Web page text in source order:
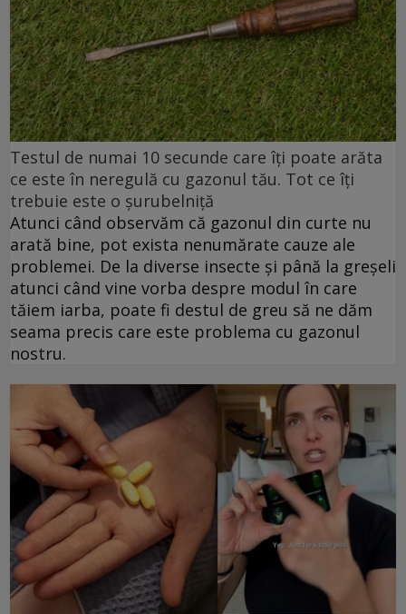
Testul de numai 10 secunde care îți poate arăta
ce este în neregulă cu gazonul tău. Tot ce îți
trebuie este o șurubelniță
Atunci când observăm că gazonul din curte nu
arată bine, pot exista nenumărate cauze ale
problemei. De la diverse insecte și până la greșeli
atunci când vine vorba despre modul în care
tăiem iarba, poate fi destul de greu să ne dăm
seama precis care este problema cu gazonul
nostru.